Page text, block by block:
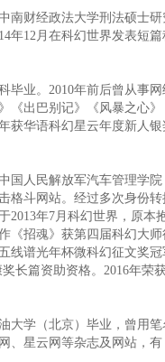
财经政法大学刑法硕士研
年12月在科幻世界发表短
业。2010年前后曾从事网
《出巴别记》《风暴之心
获华语科幻星云年度新人银
人民解放军汽车管理学院
格斗网站。经过多次身份
2013年7月科幻世界，原
《招魂》获第四届科幻大
线谱光年杯微科幻征文奖
长篇资助资格。2016年荣
（北京）毕业，曾用笔
星云网等杂志及网站，